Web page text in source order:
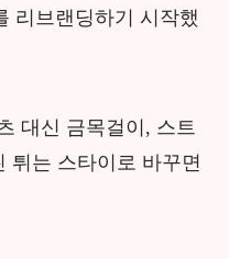
리브랜딩하기 시작했
대신 금목걸이, 스트
튀는 스타이로 바꾸면